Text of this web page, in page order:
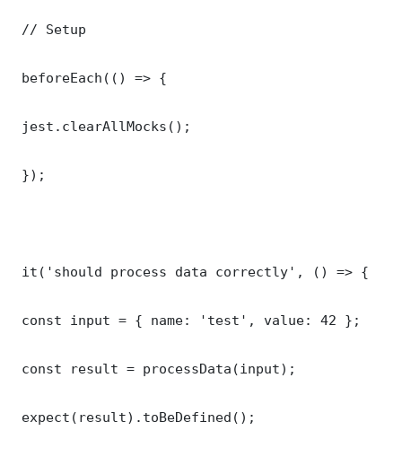
// Setup
beforeEach(() => {
jest.clearAllMocks();
});
it('should process data correctly', () => {
const input = { name: 'test', value: 42 };
const result = processData(input);
expect(result).toBeDefined();